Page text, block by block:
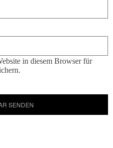
in diesem Browser für